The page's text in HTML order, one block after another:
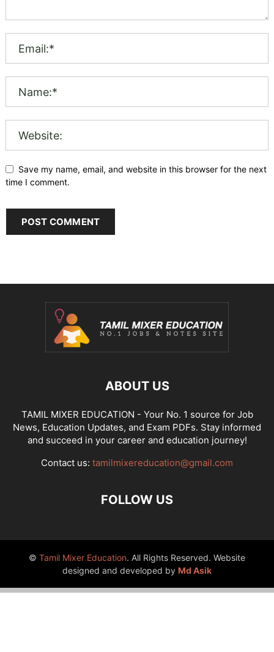
Save my name, email, and website in this browser for the next
time I comment.
ABOUT US
TAMIL MIXER EDUCATION - Your No. 1 source for Job
News, Education Updates, and Exam PDFs. Stay informed
and succeed in your career and education journey!
Contact us: tamilmixereducation@gmail.com
FOLLOW US
© Tamil Mixer Education. All Rights Reserved. Website
designed and developed by Md Asik